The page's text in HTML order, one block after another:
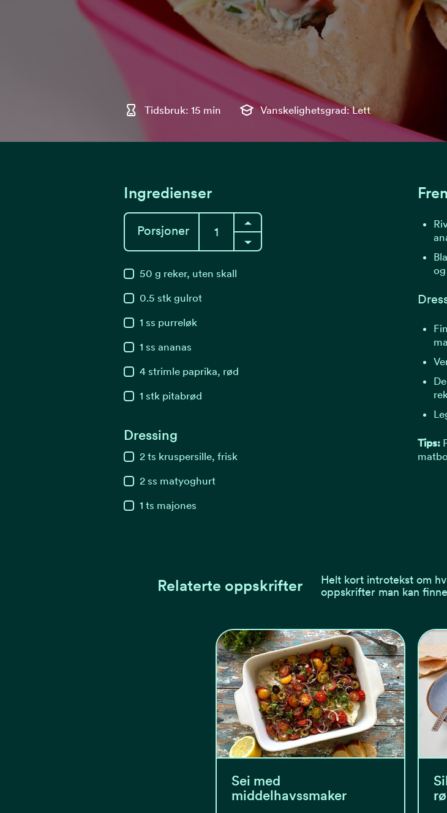
Tidsbruk: 15 min Vanskelighetsgrad: Lett
Ingredienser
Porsjoner
50 g reker, uten skall
0.5 stk gulrot
1 ss purreløk
1 ss ananas
4 strimle paprika, rød
1 stk pitabrød
Dressing
2 ts kruspersille, frisk
2 ss matyoghurt
1 ts majones
Tips:
Relaterte oppskrifter
Helt kort introtekst om
oppskrifter man kan
Sei med
middelhavssmaker